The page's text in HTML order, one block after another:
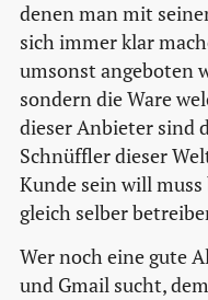
denen man mit
sich immer klar
umsonst angeboten
sondern die Ware
dieser Anbieter sind
Schnüffler dieser
Kunde sein will
gleich selber
Wer noch eine gute
und Gmail sucht,